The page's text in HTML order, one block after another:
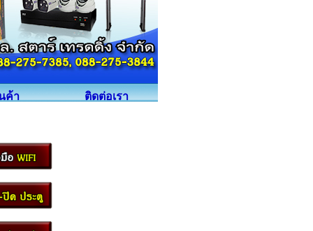
ค้า ติดต่อเรา